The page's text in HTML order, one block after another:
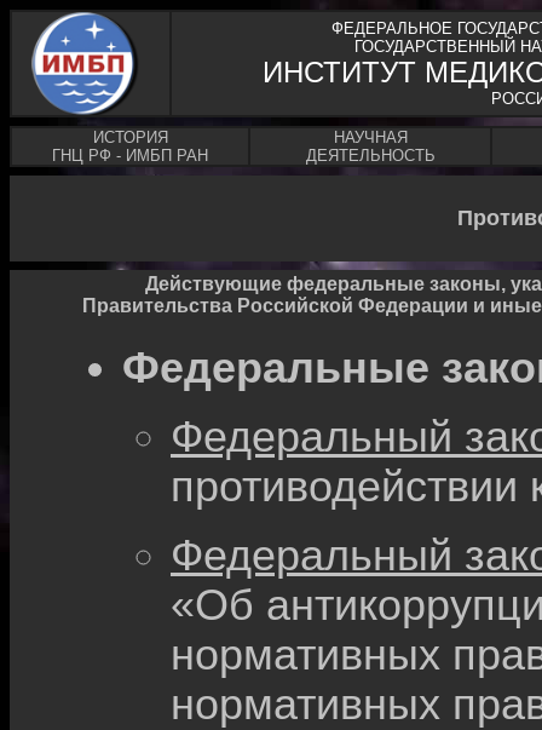
ФЕДЕРАЛЬНОЕ
ГОСУДАРСТВЕННЫЙ
ИНСТИТУТ
ИСТОРИЯ
ГНЦ РФ - ИМБП РАН
НАУЧНАЯ
ДЕЯТЕЛЬНОСТЬ
Действующие федеральные законы,
Правительства Российской Федерации и
Федеральные
Федеральный
противодействии
Федеральный
«Об
нормативных
нормативных